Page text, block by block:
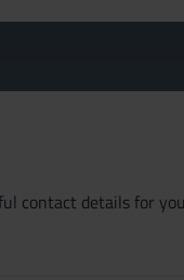
contact details for